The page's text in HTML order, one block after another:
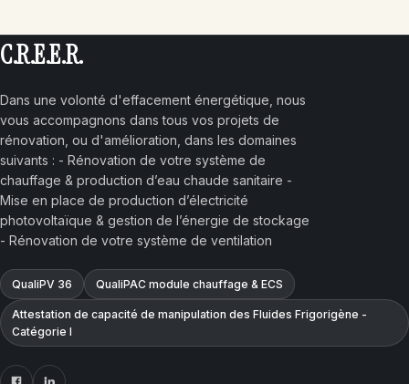
C.R.E.E.R.
Dans une volonté d'effacement énergétique, nous
vous accompagnons dans tous vos projets de
rénovation, ou d'amélioration, dans les domaines
suivants : - Rénovation de votre système de
chauffage & production d’eau chaude sanitaire -
Mise en place de production d’électricité
photovoltaïque & gestion de l’énergie de stockage
- Rénovation de votre système de ventilation
QualiPV 36 QualiPAC module chauffage & ECS
Attestation de capacité de manipulation des Fluides Frigorigène -
Catégorie I